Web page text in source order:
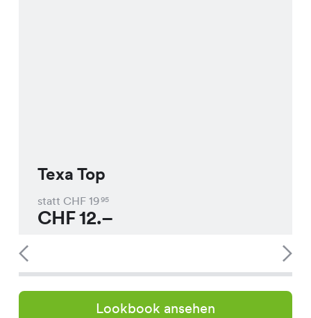
Texa Top
statt CHF 1995
CHF12.–
Lookbook ansehen